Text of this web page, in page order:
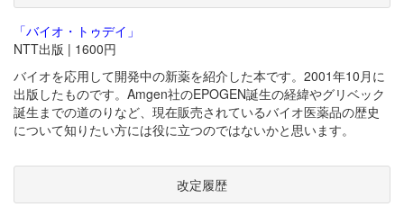
「バイオ・トゥデイ」
NTT出版 | 1600円
バイオを応用して開発中の新薬を紹介した本です。2001年10月に
出版したものです。Amgen社のEPOGEN誕生の経緯やグリベック
誕生までの道のりなど、現在販売されているバイオ医薬品の歴史
について知りたい方には役に立つのではないかと思います。
改定履歴